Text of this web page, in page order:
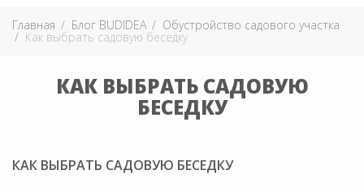
Главная Блог BUDIDEA Обустройство садового участка
Как выбрать садовую беседку
КАК ВЫБРАТЬ САДОВУЮ
БЕСЕДКУ
КАК ВЫБРАТЬ САДОВУЮ БЕСЕДКУ